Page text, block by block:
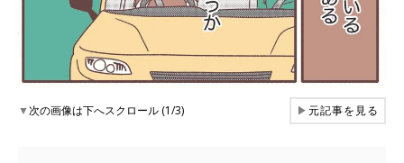
▼次の画像は下へスクロール (1/3) ▶元記事を見る